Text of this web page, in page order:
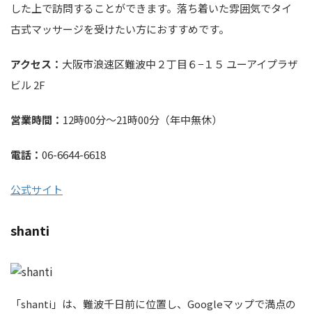
した上で訪問することができます。落ち着いた雰囲気でタイ
古式マッサージを受けたい方におすすめです。
アクセス： 大阪市浪速区難波中２丁目６−１５ ユーアイプラザ
ビル 2F
営業時間： 12時00分～21時00分（年中無休）
電話： 06-6644-6618
公式サイト
shanti
「shanti」は、難波千日前に位置し、Googleマップで満点の